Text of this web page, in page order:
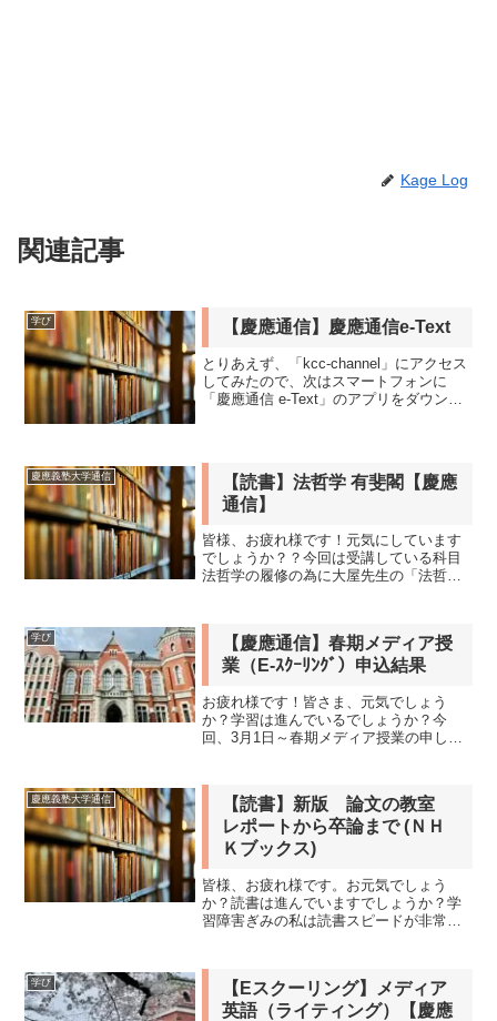
Kage Log
関連記事
学び 【慶應通信】慶應通信e-Text
とりあえず、「kcc-channel」にアクセス
してみたので、次はスマートフォンに
「慶應通信 e-Text」のアプリをダウンロ
慶應義塾大学通信
【読書】法哲学 有斐閣【慶應
通信】
皆様、お疲れ様です！元気にしています
でしょうか？？今回は受講している科目
法哲学の履修の為に大屋先生の「法哲
1993年東京大学法学部卒業宇佐美 誠京
都大学大学院地球環境...
学び
【慶應通信】春期メディア授
業（E-ｽｸｰﾘﾝｸﾞ）申込結果
お疲れ様です！皆さま、元気でしょう
か？学習は進んでいるでしょうか？今
回、3月1日～春期メディア授業の申し込
グ）より引用しています。メディア授業
（E-スクーリング）によ...
慶應義塾大学通信
【読書】新版 論文の教室
レポートから卒論まで (ＮＨ
Ｋブックス)
皆様、お疲れ様です。お元気でしょう
か？読書は進んでいますでしょうか？学
習障害ぎみの私は読書スピードが非常に
は、私のレポート作成の助けになってほ
しいということかとら、「新版...
学び
【Eスクーリング】メディア
英語（ライティング）【慶應